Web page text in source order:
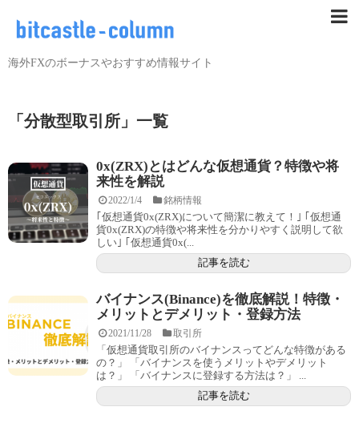
海外FXのボーナスやおすすめ情報サイト
「 分散型取引所 」 一覧
0x(ZRX)とはどんな仮想通貨？特徴や将
来性を解説
2022/1/4 銘柄情報
｢仮想通貨0x(ZRX)について簡潔に教えて！｣ ｢仮想通
貨0x(ZRX)の特徴や将来性を分かりやすく説明して欲
しい｣ ｢仮想通貨0x(...
記事を読む
バイナンス(Binance)を徹底解説！特徴・
メリットとデメリット・登録方法
2021/11/28 取引所
「仮想通貨取引所のバイナンスってどんな特徴がある
の？」 「バイナンスを使うメリットやデメリット
は？」 「バイナンスに登録する方法は？」 ...
記事を読む